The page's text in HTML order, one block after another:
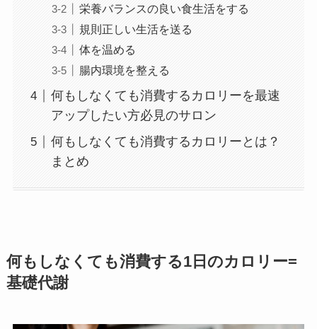
栄養バランスの良い食生活をする
規則正しい生活を送る
体を温める
腸内環境を整える
何もしなくても消費するカロリーを最速
アップしたい方必見のサロン
何もしなくても消費するカロリーとは？
まとめ
何もしなくても消費する1日のカロリー=
基礎代謝